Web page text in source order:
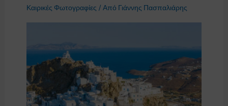
Καιρικές Φωτογραφίες / Από Γιάννης Πασπαλιάρης